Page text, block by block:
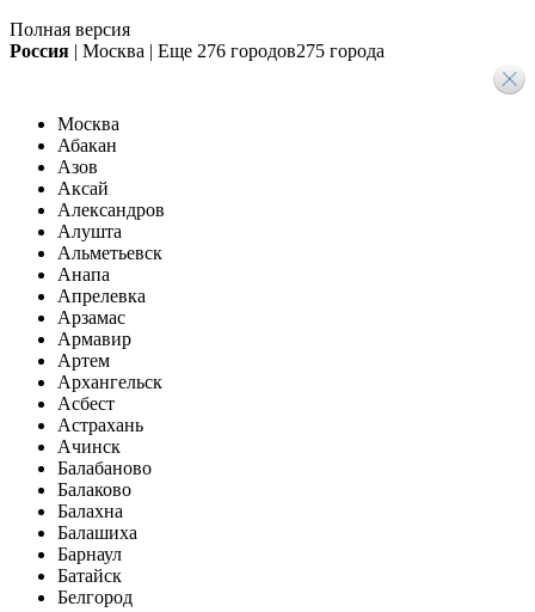
Полная версия
Россия | Москва | Еще 276 городов275 города
Москва
Абакан
Азов
Аксай
Александров
Алушта
Альметьевск
Анапа
Апрелевка
Арзамас
Армавир
Артем
Архангельск
Асбест
Астрахань
Ачинск
Балабаново
Балаково
Балахна
Балашиха
Барнаул
Батайск
Белгород